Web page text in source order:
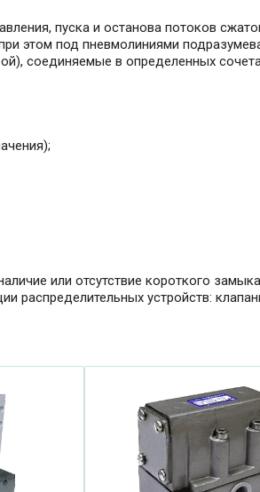
пуска и останова потоков
этом под пневмолиниями
соединяемые в определенных
или отсутствие короткого
распределительных устройств: